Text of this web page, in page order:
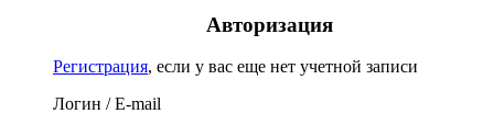
Авторизация
Регистрация, если у вас еще нет учетной записи
Логин / E-mail